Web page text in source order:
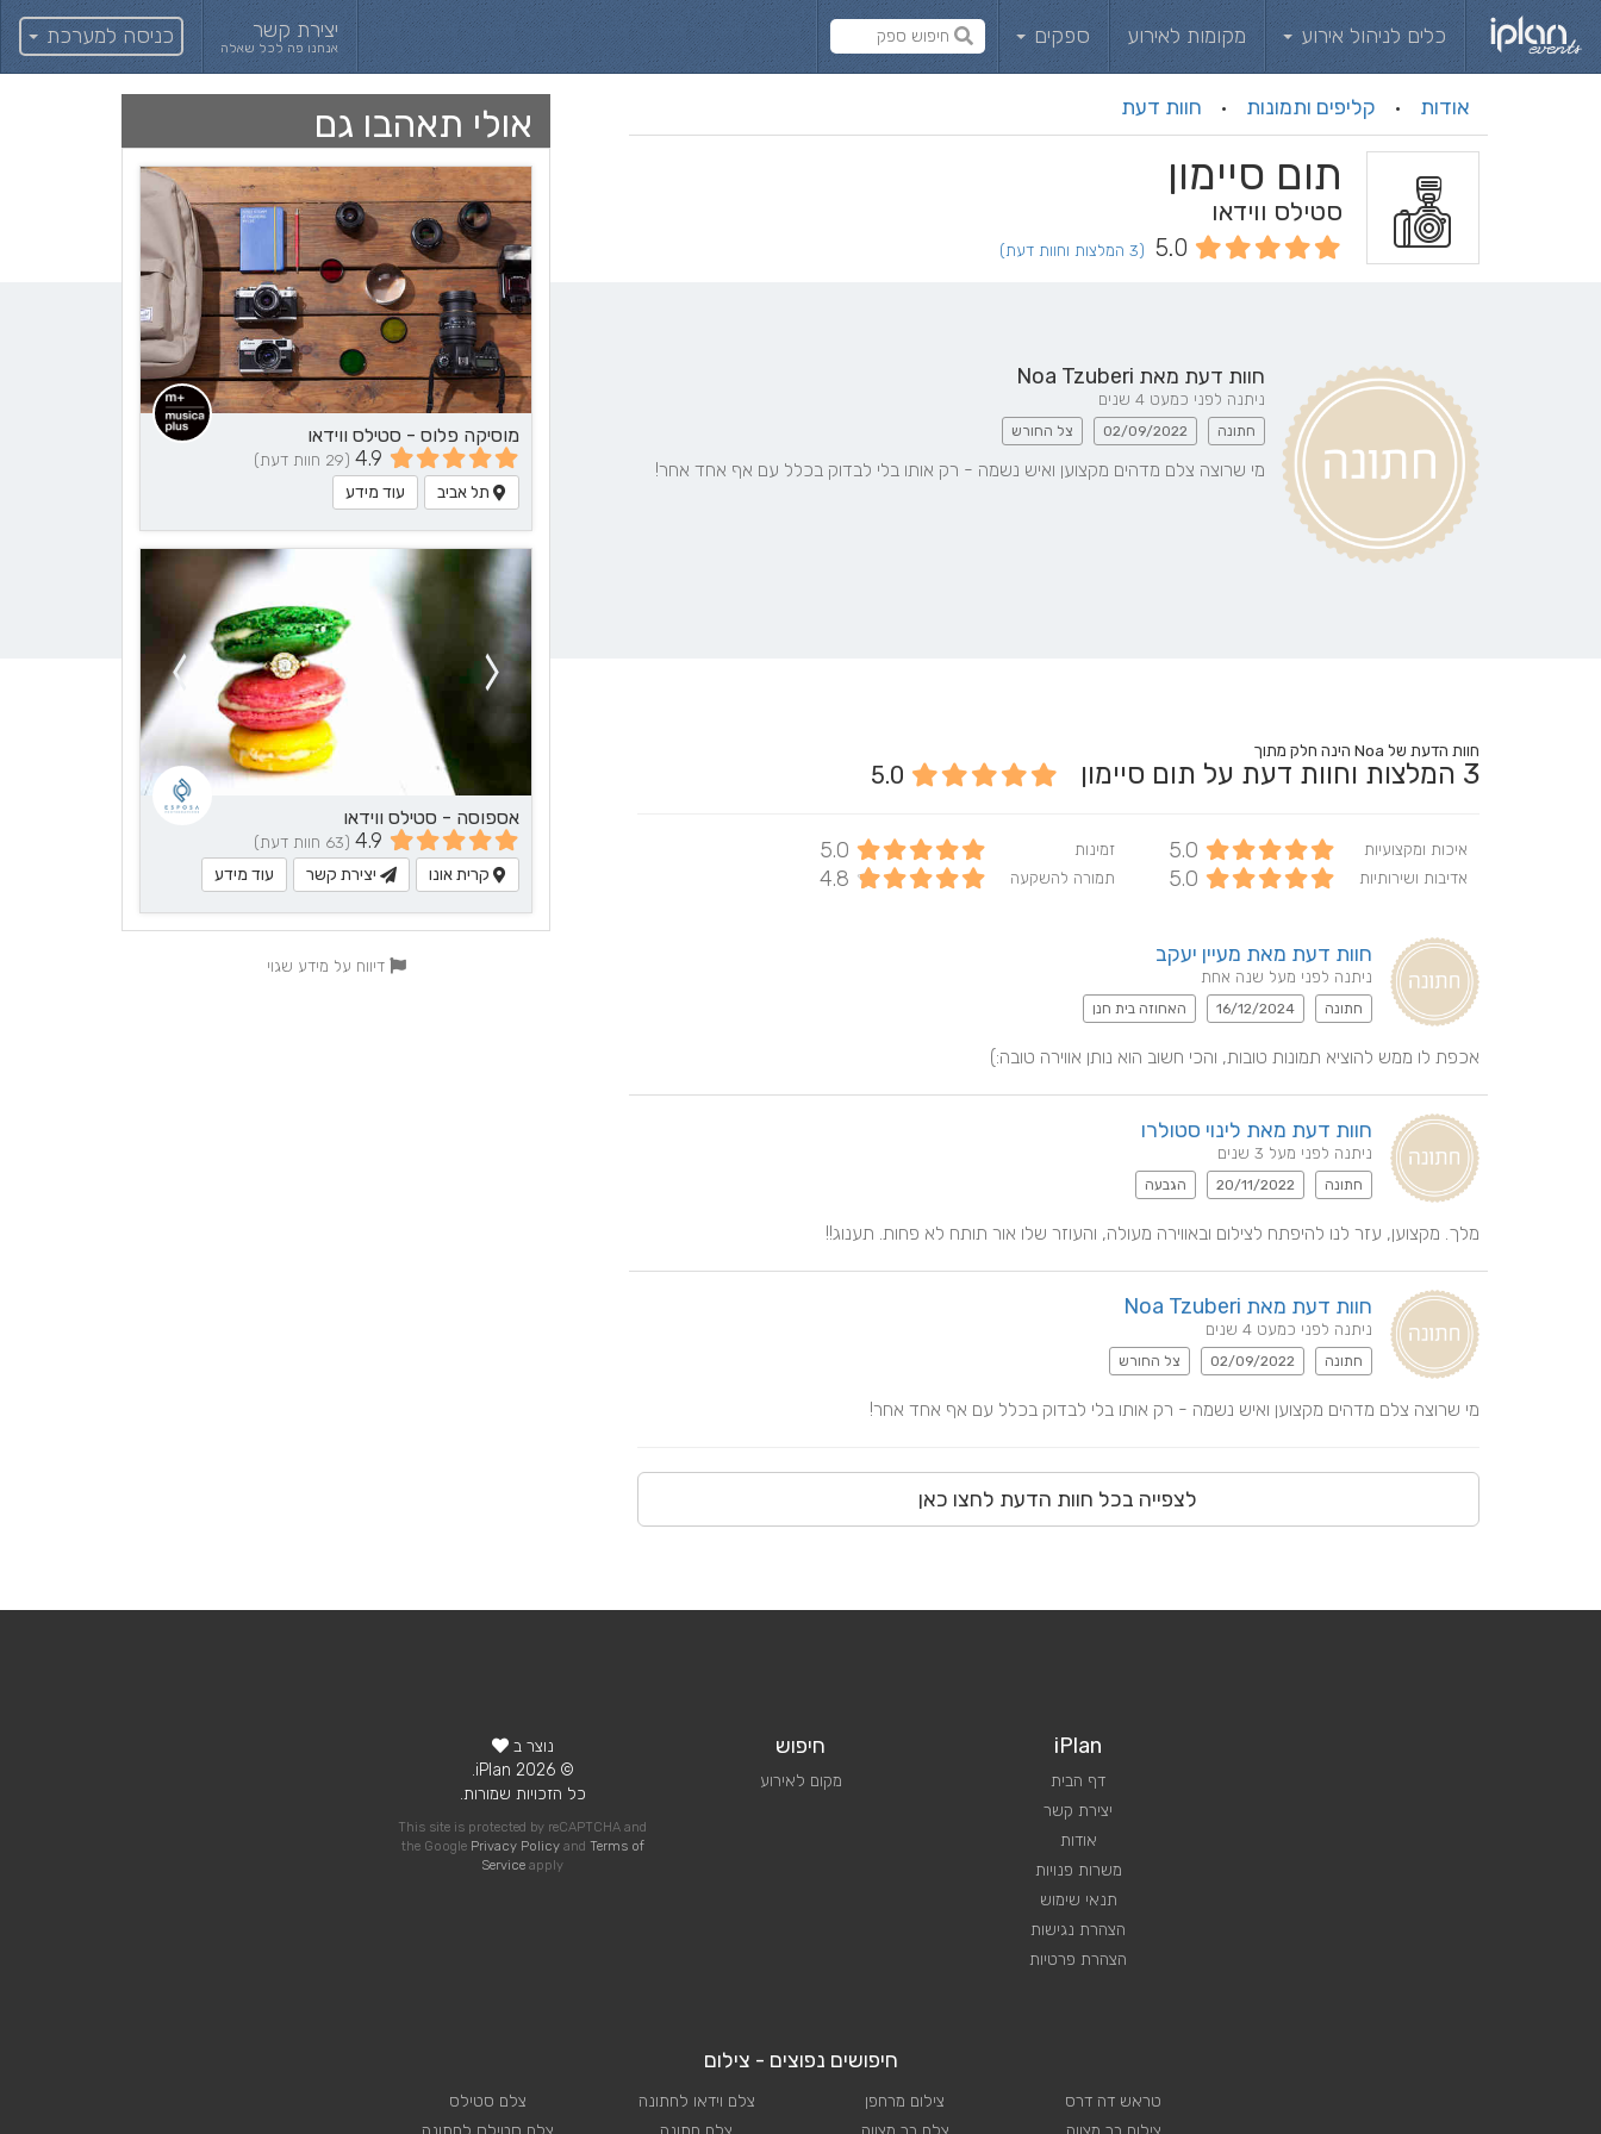
כלים לניהול אירוע מקומות לאירוע ספקים יצירת קשר
אנחנו פה לכל שאלה כניסה למערכת
אודות · קליפים ותמונות · חוות דעת אולי תאהבו גם
מוסיקה פלוס - סטילס ווידאו
4.9 (29 חוות דעת)
תל אביב עוד מידע
אספוסה - סטילס ווידאו
4.9 (63 חוות דעת)
קרית אונו יצירת קשר עוד מידע
דיווח על מידע שגוי
תום סיימון
סטילס ווידאו
5.0 (3 המלצות וחוות דעת)
חוות דעת מאת Noa Tzuberi
ניתנה לפני כמעט 4 שנים
חתונה 02/09/2022 צל החורש
מי שרוצה צלם מדהים מקצוען ואיש נשמה - רק אותו בלי לבדוק בכלל עם אף אחד אחר!
חוות הדעת של Noa הינה חלק מתוך
3 המלצות וחוות דעת על תום סיימון 5.0
איכות ומקצועיות 5.0 זמינות 5.0
אדיבות ושירותיות 5.0 תמורה להשקעה 4.8
חוות דעת מאת מעיין יעקב
ניתנה לפני מעל שנה אחת
חתונה 16/12/2024 האחוזה בית חנן
אכפת לו ממש להוציא תמונות טובות, והכי חשוב הוא נותן אווירה טובה:)
חוות דעת מאת לינוי סטולרו
ניתנה לפני מעל 3 שנים
חתונה 20/11/2022 הגבעה
מלך. מקצוען, עזר לנו להיפתח לצילום ובאווירה מעולה, והעוזר שלו אור תותח לא פחות. תענוג!!
חוות דעת מאת Noa Tzuberi
ניתנה לפני כמעט 4 שנים
חתונה 02/09/2022 צל החורש
מי שרוצה צלם מדהים מקצוען ואיש נשמה - רק אותו בלי לבדוק בכלל עם אף אחד אחר!
לצפייה בכל חוות הדעת לחצו כאן
iPlan
דף הבית
יצירת קשר
אודות
משרות פנויות
תנאי שימוש
הצהרת נגישות
הצהרת פרטיות
חיפוש
מקום לאירוע
נוצר ב
© 2026 iPlan.
כל הזכויות שמורות.
This site is protected by reCAPTCHA and
the Google Privacy Policyand Terms of
Service apply
חיפושים נפוצים - צילום
טראש דה דרס
צילום מרחפן
צלם וידאו לחתונה
צלם סטילס